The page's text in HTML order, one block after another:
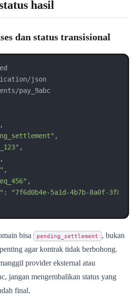
hasil
dan status transisional
json
pay_9abc
,
,
,
,
,
:
"7f6d0b4e-5a1d-4b7b-8a0f-
bisa pending_settlement
, bukan
agar kontrak tidak berbohong.
provider eksternal atau
jangan mengembalikan status yang
final.